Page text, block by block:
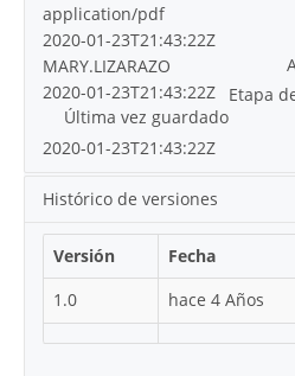
application/pdf
2020-01-23T21:43:22Z
MARY.LIZARAZO
Etapa
2020-01-23T21:43:22Z
Última vez guardado
2020-01-23T21:43:22Z
Histórico de versiones
Versión Fecha
1.0
hace 4 Años